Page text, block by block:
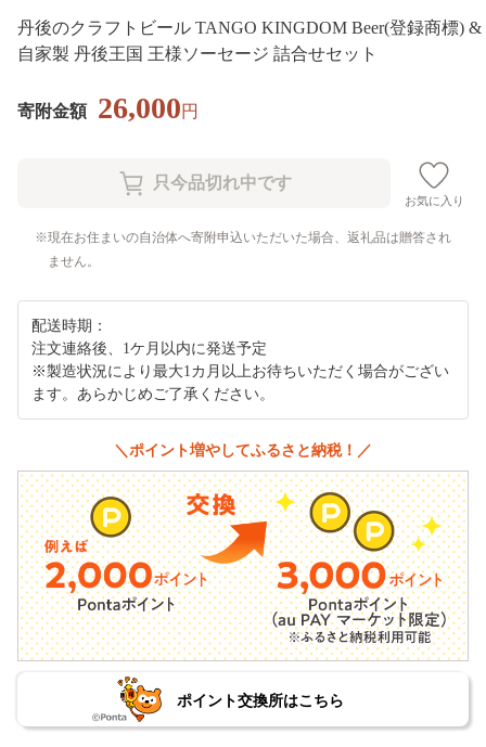
丹後のクラフトビール TANGO KINGDOM Beer(登録商標) &
自家製 丹後王国 王様ソーセージ 詰合せセット
寄附金額 26,000円
お気に入り
現在お住まいの自治体へ寄附申込いただいた場合、返礼品は贈答され
ません。
配送時期：
注文連絡後、1ケ月以内に発送予定
※製造状況により最大1カ月以上お待ちいただく場合がござい
ます。あらかじめご了承ください。
＼ポイント増やしてふるさと納税！／
ポイント交換所はこちら